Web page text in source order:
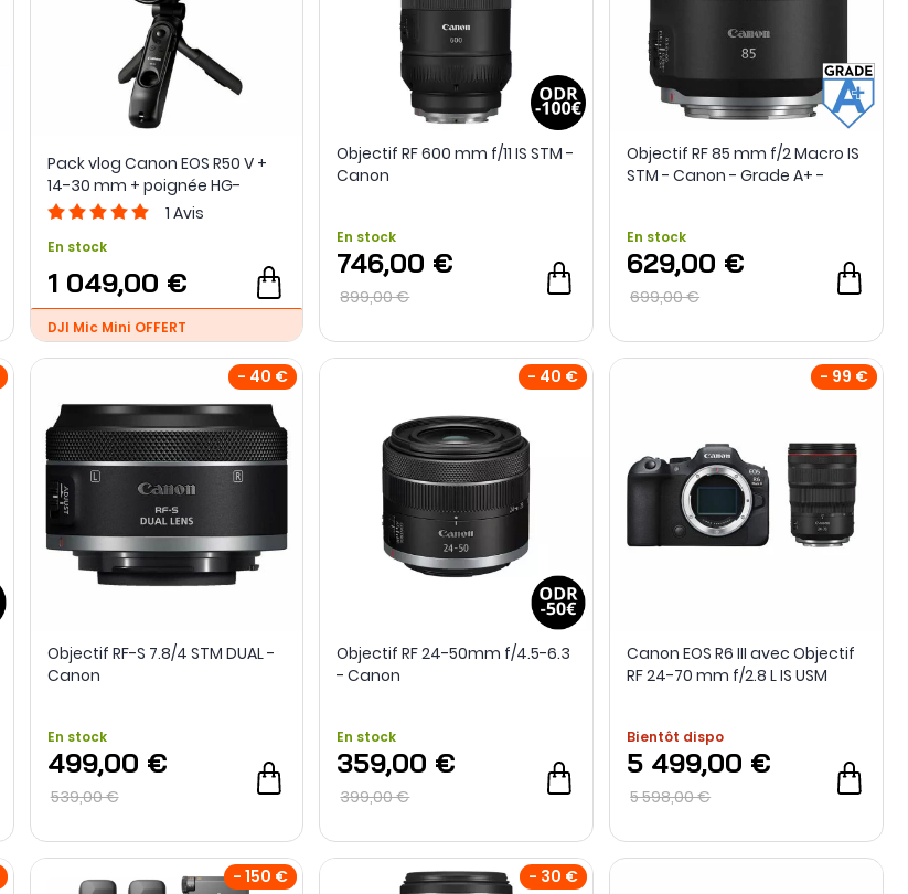
Pack vlog Canon EOS R50 V +
14-30 mm + poignée HG-
100TBR + Micro DM-E100 +
1 Avis
En stock
1 049,00 €
DJI Mic Mini OFFERT
Objectif RF 600 mm f/11 IS STM -
Canon
En stock
746,00 €
899,00 €
Objectif RF 85 mm f/2 Macro IS
STM - Canon - Grade A+ -
En stock
629,00 €
699,00 €
- 40 €
Objectif RF-S 7.8/4 STM DUAL -
Canon
En stock
499,00 €
539,00 €
- 40 €
Objectif RF 24-50mm f/4.5-6.3
- Canon
En stock
359,00 €
399,00 €
- 99 €
Canon EOS R6 III avec Objectif
RF 24-70 mm f/2.8 L IS USM
Bientôt dispo
5 499,00 €
5 598,00 €
- 150 € - 30 €